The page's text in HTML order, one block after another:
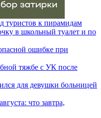
туристов к пирамидам
в школьный туалет и по
ошибке при
тяжбе с УК после
для девушки больницей
что завтра,